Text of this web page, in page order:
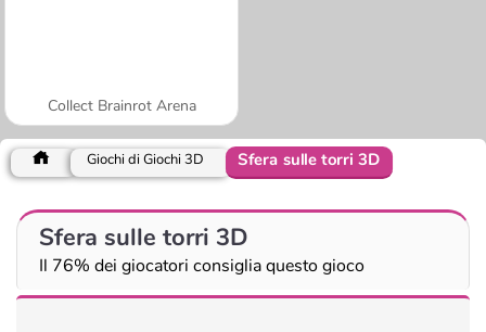
Collect Brainrot Arena
Giochi di Giochi 3D Sfera sulle torri 3D
Sfera sulle torri 3D
Il 76% dei giocatori consiglia questo gioco